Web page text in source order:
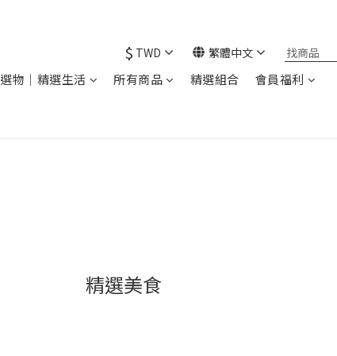
$ TWD 繁體中文
選物｜精選生活 所有商品 精選組合
會員福利
精選美食